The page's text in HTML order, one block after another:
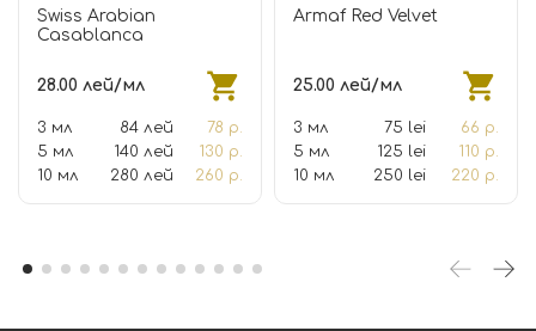
Swiss Arabian
Casablanca
28.00 лей/мл
3 мл 84 лей
78 р.
5 мл
140 лей
130 р.
10 мл
280 лей 260 р.
Armaf Red Velvet
25.00 лей/мл
3 мл 75 lei
66 р.
5 мл
125 lei
110 р.
10 мл
250 lei 220 р.